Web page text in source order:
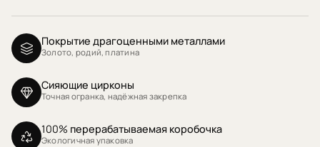
Покрытие драгоценными металлами
Золото, родий, платина
Сияющие цирконы
Точная огранка, надёжная закрепка
100% перерабатываемая коробочка
Экологичная упаковка